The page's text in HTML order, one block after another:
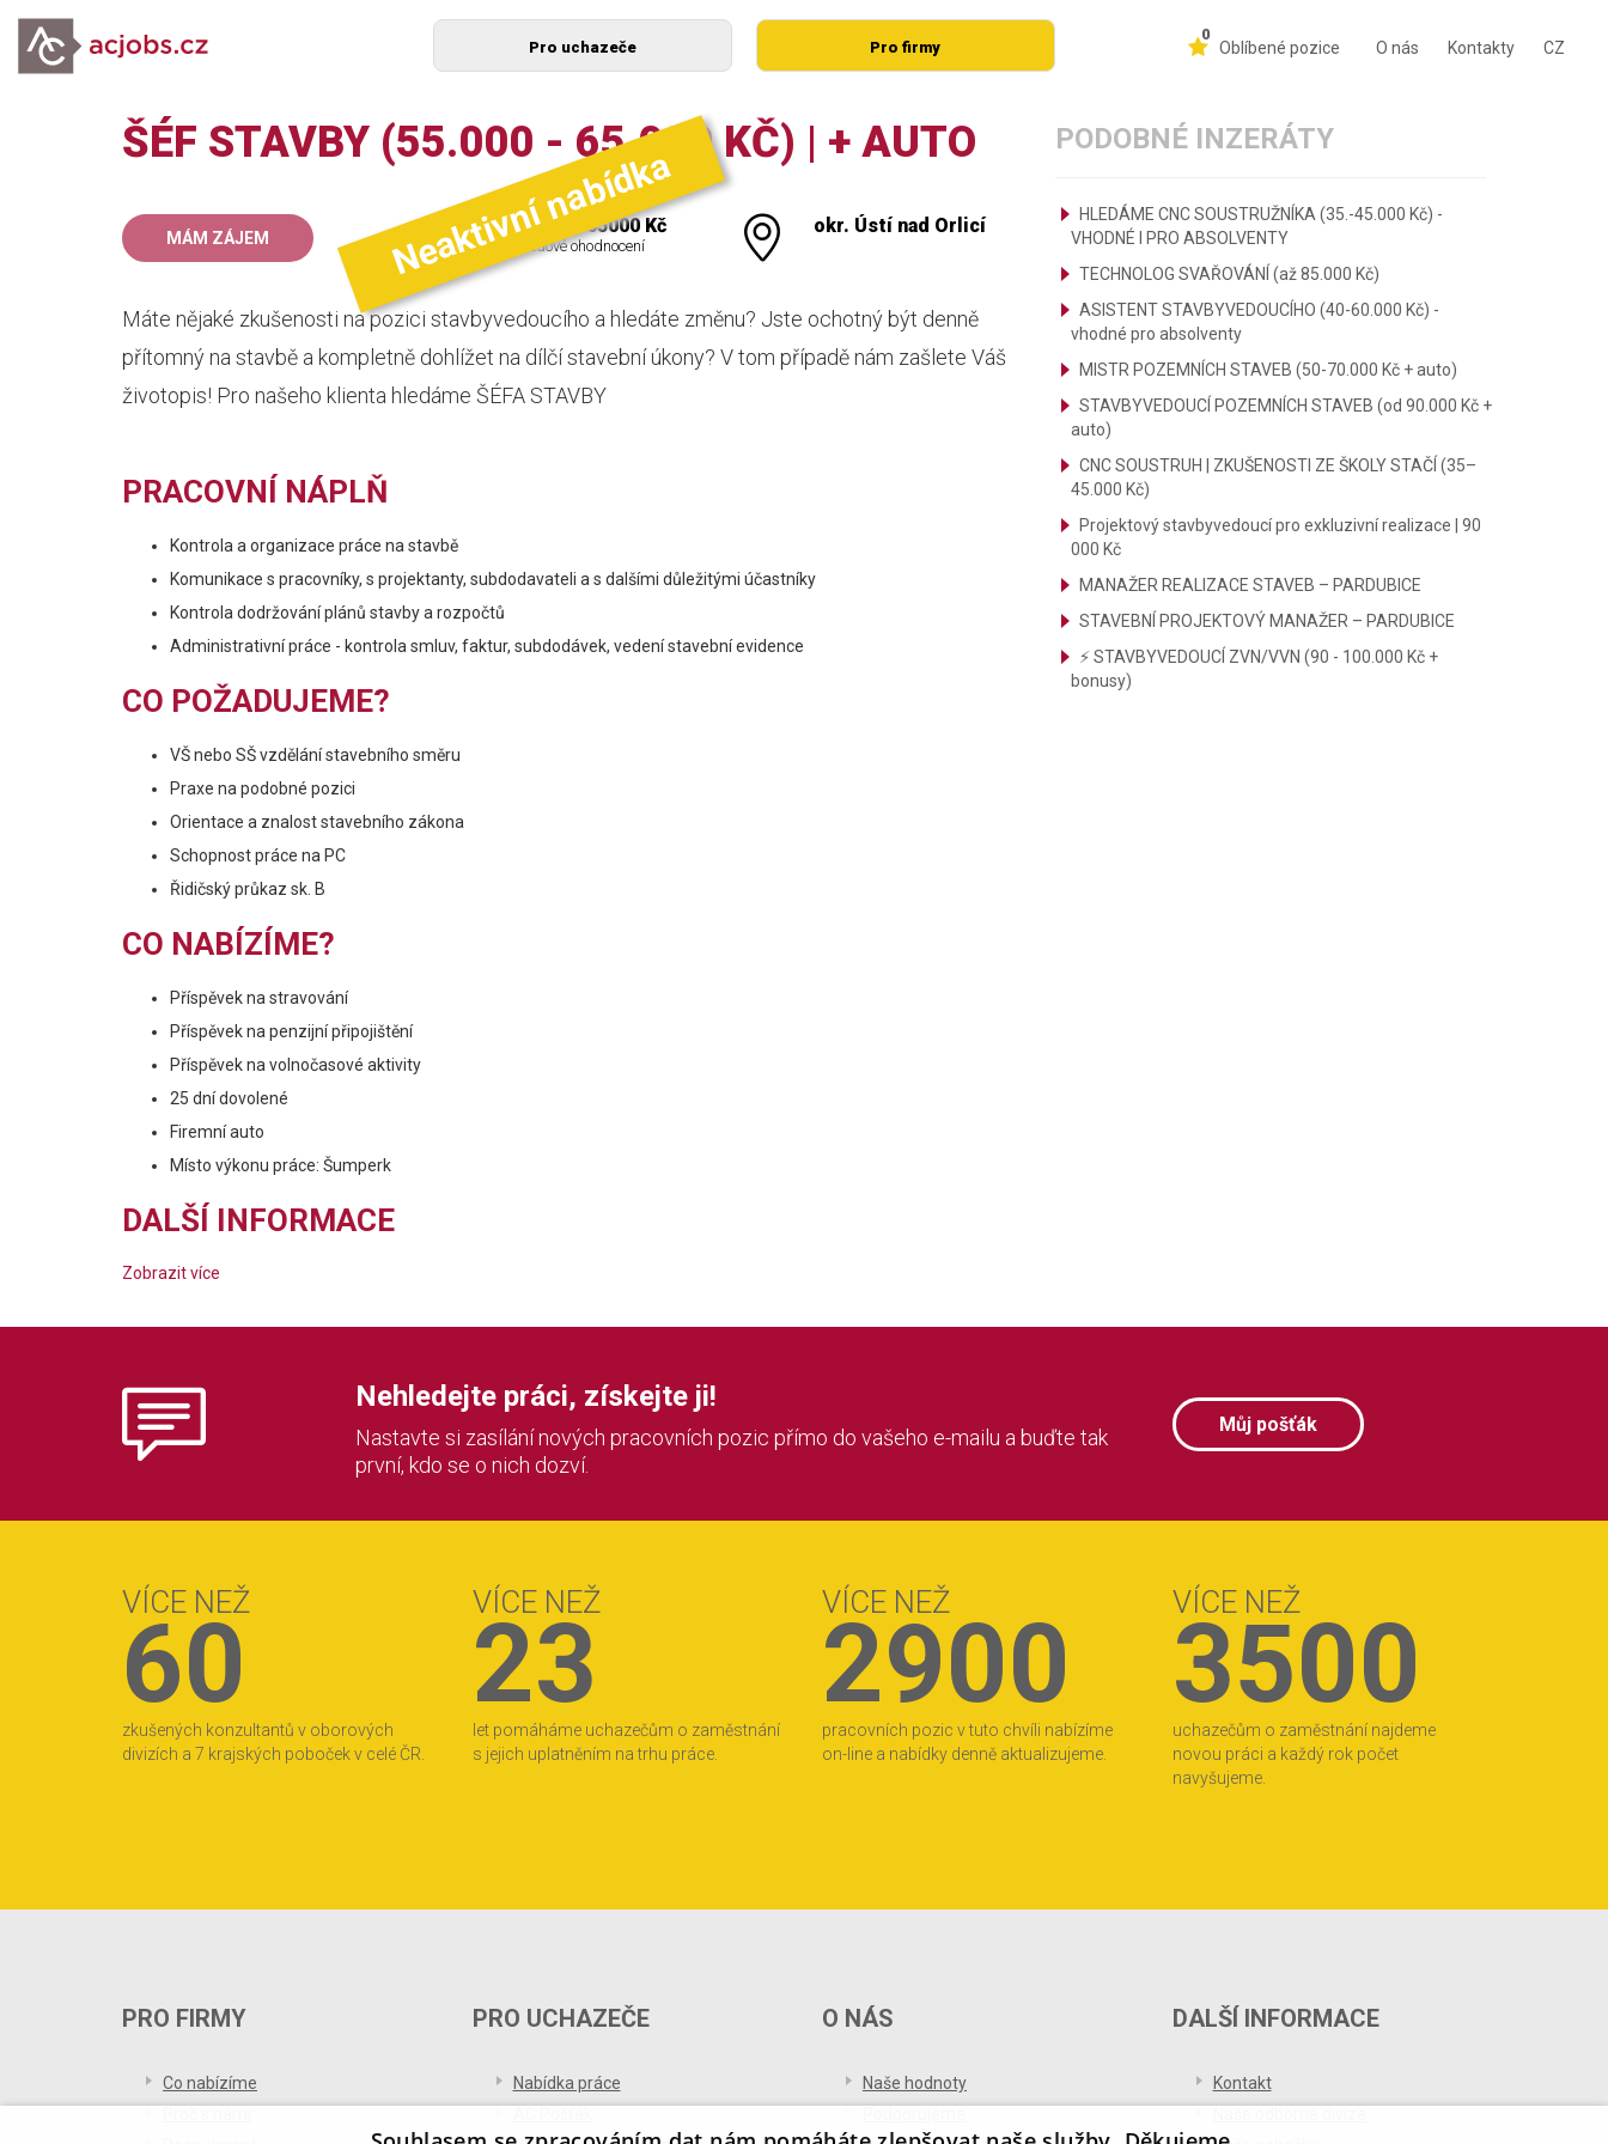
Pro uchazeče Pro firmy
0
Oblíbené pozice O nás Kontakty CZ
ŠÉF STAVBY (55.000 - 65.000 KČ) | + AUTO
Neaktivní nabídka
MÁM ZÁJEM
55000 - 65000 Kč
mzdové ohodnocení
okr. Ústí nad Orlicí
Máte nějaké zkušenosti na pozici stavbyvedoucího a hledáte změnu? Jste ochotný být denně
přítomný na stavbě a kompletně dohlížet na dílčí stavební úkony? V tom případě nám zašlete Váš
životopis! Pro našeho klienta hledáme ŠÉFA STAVBY
PRACOVNÍ NÁPLŇ
Kontrola a organizace práce na stavbě
Komunikace s pracovníky, s projektanty, subdodavateli a s dalšími důležitými účastníky
Kontrola dodržování plánů stavby a rozpočtů
Administrativní práce - kontrola smluv, faktur, subdodávek, vedení stavební evidence
CO POŽADUJEME?
VŠ nebo SŠ vzdělání stavebního směru
Praxe na podobné pozici
Orientace a znalost stavebního zákona
Schopnost práce na PC
Řidičský průkaz sk. B
CO NABÍZÍME?
Příspěvek na stravování
Příspěvek na penzijní připojištění
Příspěvek na volnočasové aktivity
25 dní dovolené
Firemní auto
Místo výkonu práce: Šumperk
DALŠÍ INFORMACE
Zobrazit více
PODOBNÉ INZERÁTY
HLEDÁME CNC SOUSTRUŽNÍKA (35.-45.000 Kč) -
VHODNÉ I PRO ABSOLVENTY
TECHNOLOG SVAŘOVÁNÍ (až 85.000 Kč)
ASISTENT STAVBYVEDOUCÍHO (40-60.000 Kč) -
vhodné pro absolventy
MISTR POZEMNÍCH STAVEB (50-70.000 Kč + auto)
STAVBYVEDOUCÍ POZEMNÍCH STAVEB (od 90.000 Kč +
auto)
CNC SOUSTRUH | ZKUŠENOSTI ZE ŠKOLY STAČÍ (35–
45.000 Kč)
Projektový stavbyvedoucí pro exkluzivní realizace | 90
000 Kč
MANAŽER REALIZACE STAVEB – PARDUBICE
STAVEBNÍ PROJEKTOVÝ MANAŽER – PARDUBICE
⚡ STAVBYVEDOUCÍ ZVN/VVN (90 - 100.000 Kč +
bonusy)
Nehledejte práci, získejte ji!
Nastavte si zasílání nových pracovních pozic přímo do vašeho e-mailu a buďte tak
první, kdo se o nich dozví.
Můj pošťák
VÍCE NEŽ
60
zkušených konzultantů v oborových
divizích a 7 krajských poboček v celé ČR.
VÍCE NEŽ
23
let pomáháme uchazečům o zaměstnání
s jejich uplatněním na trhu práce.
VÍCE NEŽ
2900
pracovních pozic v tuto chvíli nabízíme
on-line a nabídky denně aktualizujeme.
VÍCE NEŽ
3500
uchazečům o zaměstnání najdeme
novou práci a každý rok počet
navyšujeme.
PRO FIRMY
Co nabízíme
PRO UCHAZEČE
Nabídka práce
O NÁS
Naše hodnoty
DALŠÍ INFORMACE
Kontakt